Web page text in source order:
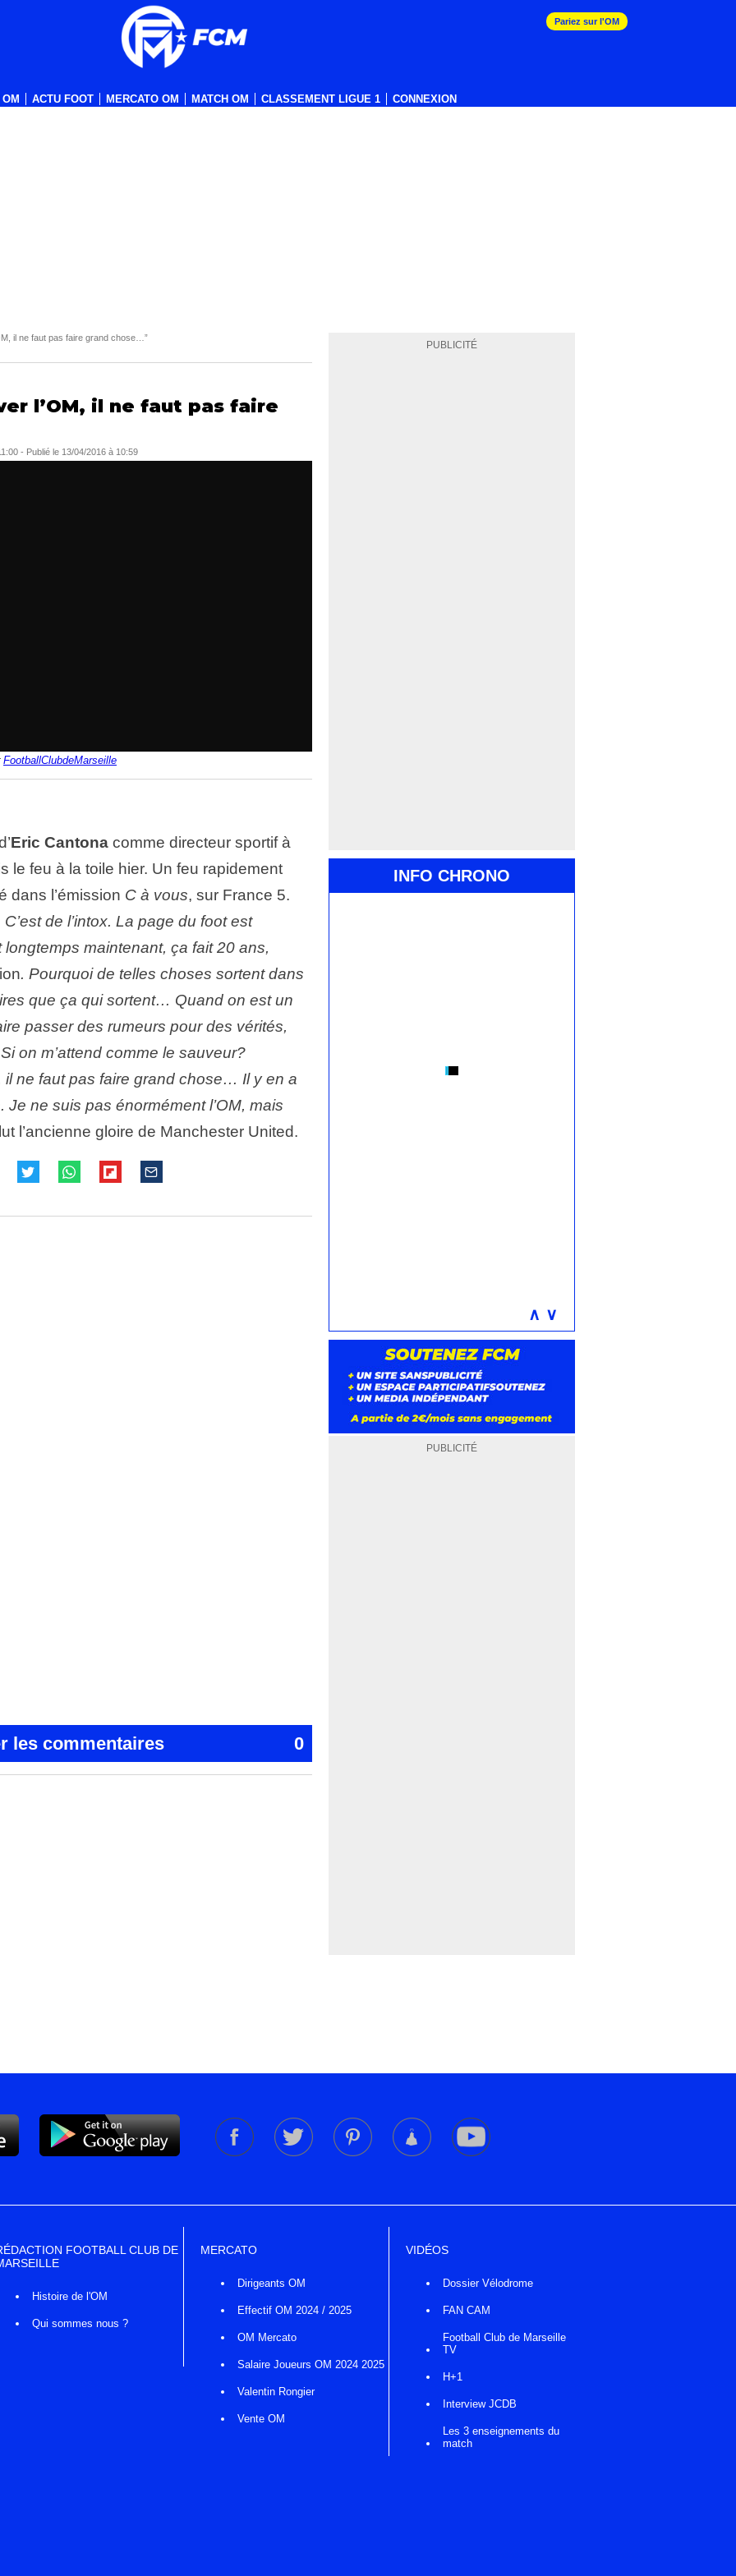
ACTU FOOT MERCATO OM MATCH OM CLASSEMENT LIGUE 1 CONNEXION
Pariez sur l'OM
PUBLICITÉ
INFO CHRONO
∧ ∨
PUBLICITÉ
il ne faut pas faire grand chose…”
l’OM, il ne faut pas faire
- Publié le 13/04/2016 à 10:59
FootballClubdeMarseille
Eric Cantona comme directeur sportif à
le feu à la toile hier. Un feu rapidement
dans l’émission C à vous, sur France 5.
de l’intox. La page du foot est
maintenant, ça fait 20 ans,
. Pourquoi de telles choses sortent dans
que ça qui sortent… Quand on est un
passer des rumeurs pour des vérités,
on m’attend comme le sauveur?
il ne faut pas faire grand chose… Il y en a
Je ne suis pas énormément l’OM, mais
l’ancienne gloire de Manchester United.
les commentaires 0
FOOTBALL CLUB DE
Histoire de l'OM
Qui sommes nous ?
MERCATO
Dirigeants OM
Effectif OM 2024 / 2025
OM Mercato
Salaire Joueurs OM 2024 2025
Valentin Rongier
Vente OM
VIDÉOS
Dossier Vélodrome
FAN CAM
Football Club de Marseille
TV
H+1
Interview JCDB
Les 3 enseignements du
match